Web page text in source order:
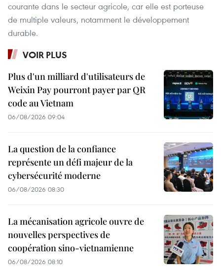
courante dans le secteur agricole, car elle est porteuse
de multiple valeurs, notamment le développement
durable.
VOIR PLUS
Plus d'un milliard d'utilisateurs de
Weixin Pay pourront payer par QR
code au Vietnam
06/08/2026 09:04
La question de la confiance
représente un défi majeur de la
cybersécurité moderne
06/08/2026 08:30
La mécanisation agricole ouvre de
nouvelles perspectives de
coopération sino-vietnamienne
06/08/2026 08:10